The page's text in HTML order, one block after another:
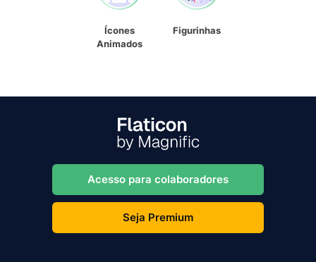
Ícones
Animados
Figurinhas
Acesso para colaboradores
Seja Premium